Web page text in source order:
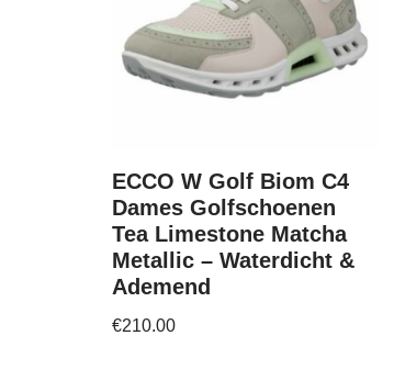
ECCO W Golf Biom C4
Dames Golfschoenen
Tea Limestone Matcha
Metallic – Waterdicht &
Ademend
€210.00